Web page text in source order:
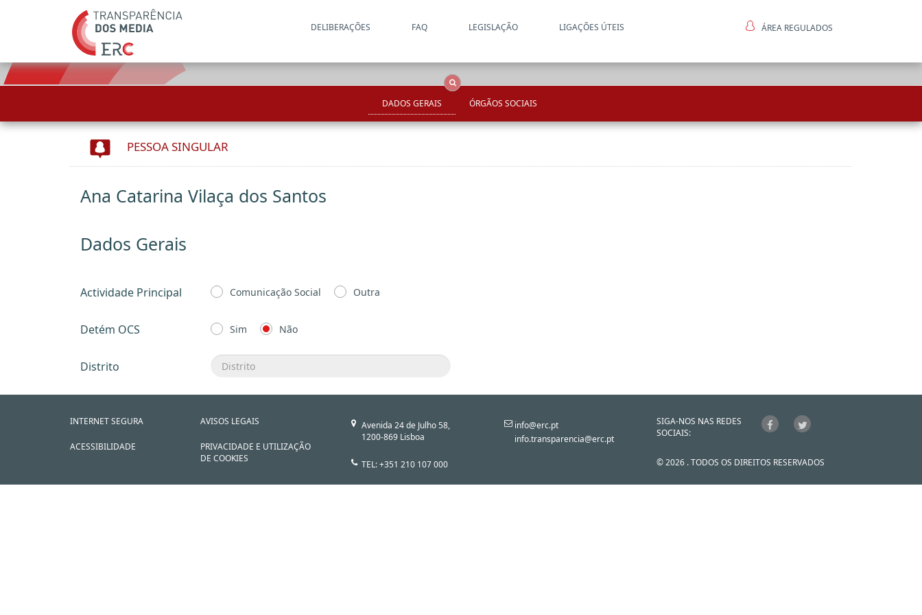
DELIBERAÇÕES FAQ LEGISLAÇÃO LIGAÇÕES ÚTEIS ÁREA REGULADOS
DADOS GERAIS ÓRGÃOS SOCIAIS
PESSOA SINGULAR
Ana Catarina Vilaça dos Santos
Dados Gerais
Actividade Principal Comunicação Social Outra
Detém OCS Sim Não
Distrito
INTERNET SEGURA
ACESSIBILIDADE
AVISOS LEGAIS
PRIVACIDADE E UTILIZAÇÃO
DE COOKIES
Avenida 24 de Julho 58,
1200-869 Lisboa
TEL: +351 210 107 000
info@erc.pt
info.transparencia@erc.pt
SIGA-NOS NAS REDES
SOCIAIS:
© 2026 . TODOS OS DIREITOS RESERVADOS